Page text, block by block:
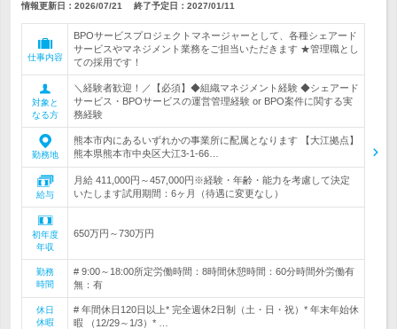
情報更新日：2026/07/21 終了予定日： 2027/01/11
仕事内容
BPOサービスプロジェクトマネージャーとして、各種シェアード
サービスやマネジメント業務をご担当いただきます ★管理職とし
ての採用です！
対象と
なる方
＼経験者歓迎！／【必須】◆組織マネジメント経験 ◆シェアード
サービス・BPOサービスの運営管理経験 or BPO案件に関する実
務経験
勤務地
熊本市内にあるいずれかの事業所に配属となります 【大江拠点】
熊本県熊本市中央区大江3-1-66…
給与
月給 411,000円～457,000円※経験・年齢・能力を考慮して決定
いたします試用期間：6ヶ月（待遇に変更なし）
初年度
年収
650万円～730万円
勤務
時間
# 9:00～18:00所定労働時間：8時間休憩時間：60分時間外労働有
無：有
休日
休暇
# 年間休日120日以上* 完全週休2日制（土・日・祝）* 年末年始休
暇 （12/29～1/3）* …